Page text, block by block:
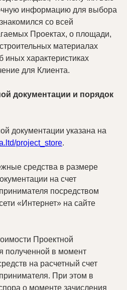
информацию для выбора
со всей
Проектах, о площади,
материалах
иных характеристиках
для Клиента.
документации и порядок
документации указана на
project_store.
средства в размере
на счет
посредством
«Интернет» на сайте
Проектной
полученной в момент
на расчетный счет
При этом в
о моменте зачисления